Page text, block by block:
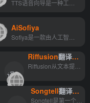
AiSofiya
译
站
">
Riffusion翻译站点
Songtell翻译站点